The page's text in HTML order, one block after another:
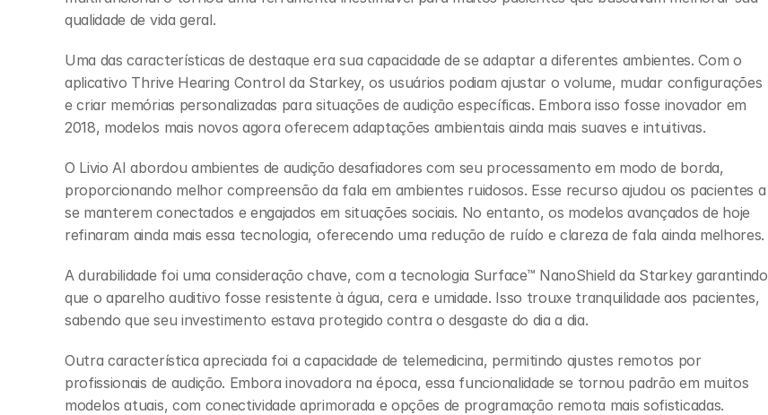
qualidade de vida geral.
Uma das características de destaque era sua capacidade de se adaptar a diferentes ambientes. Com o
aplicativo Thrive Hearing Control da Starkey, os usuários podiam ajustar o volume, mudar configurações
e criar memórias personalizadas para situações de audição específicas. Embora isso fosse inovador em
2018, modelos mais novos agora oferecem adaptações ambientais ainda mais suaves e intuitivas.
O Livio AI abordou ambientes de audição desafiadores com seu processamento em modo de borda,
proporcionando melhor compreensão da fala em ambientes ruidosos. Esse recurso ajudou os pacientes a
se manterem conectados e engajados em situações sociais. No entanto, os modelos avançados de hoje
refinaram ainda mais essa tecnologia, oferecendo uma redução de ruído e clareza de fala ainda melhores.
A durabilidade foi uma consideração chave, com a tecnologia Surface™ NanoShield da Starkey garantindo
que o aparelho auditivo fosse resistente à água, cera e umidade. Isso trouxe tranquilidade aos pacientes,
sabendo que seu investimento estava protegido contra o desgaste do dia a dia.
Outra característica apreciada foi a capacidade de telemedicina, permitindo ajustes remotos por
profissionais de audição. Embora inovadora na época, essa funcionalidade se tornou padrão em muitos
modelos atuais, com conectividade aprimorada e opções de programação remota mais sofisticadas.